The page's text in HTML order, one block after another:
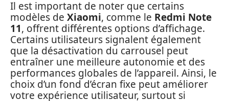
Il est important de noter que certains
modèles de Xiaomi, comme le Redmi Note
11, offrent différentes options d’affichage.
Certains utilisateurs signalent également
que la désactivation du carrousel peut
entraîner une meilleure autonomie et des
performances globales de l’appareil. Ainsi, le
choix d’un fond d’écran fixe peut améliorer
votre expérience utilisateur, surtout si